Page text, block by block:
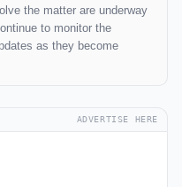
the matter are underway
to monitor the
as they become
ADVERTISE HERE